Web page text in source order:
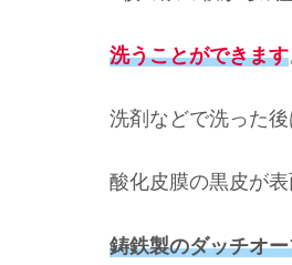
洗うことができます
洗剤などで洗った
酸化皮膜の黒皮が表
鋳鉄製のダッチオ